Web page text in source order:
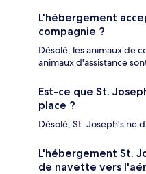
L'hébergement
compagnie ?
Désolé, les animaux de
animaux d'assistance
Est-ce que St.
place ?
Désolé, St. Joseph's ne
L'hébergement St.
de navette vers